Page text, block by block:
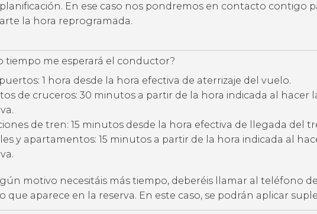
En ese caso nos pondremos en contacto contigo
la hora reprogramada.
tiempo me esperará el conductor?
1 hora desde la hora efectiva de aterrizaje del vuelo.
de cruceros: 30 minutos a partir de la hora indicada al hacer
de tren: 15 minutos desde la hora efectiva de llegada del
y apartamentos: 15 minutos a partir de la hora indicada al
motivo necesitáis más tiempo, deberéis llamar al teléfono de
que aparece en la reserva. En este caso, se podrán aplicar